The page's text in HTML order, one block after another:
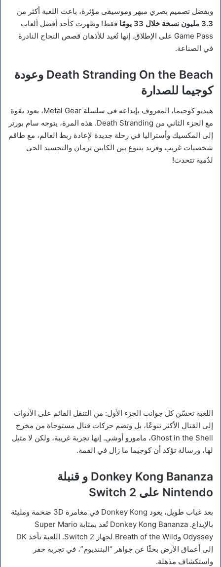
وبفضل تصميم بصري مبهر وموسيقى مؤثرة، باعت اللعبة أكثر من
3.3 مليون نسخة خلال 33 يومًا
فقط! وظهرت كأحد أفضل ألعاب
Game Pass على الإطلاق. إنها تُعيد للأذهان قصص النجاح النادرة
في الصناعة.
Death Stranding On the Beach وعودة
كوجيما للصدارة
هيديو كوجيما، المعروف بإبداعه في سلسلة Metal Gear، يعود بقوة
مع الجزء الثاني من Death Stranding. هذه المرة، يتوجه سام بورتر
إلى المكسيك وأستراليا في رحلة جديدة لإعادة ربط العالم، مع طاقم
شخصيات غريب وفريد يتنوع بين الكابتن ترمان والتجسيد الحي
لدُمية تتحدث!
اللعبة تحسّن كل جوانب الجزء الأول: من التنقل القائم على الأدوات
إلى القتال الأكثر تنوعًا، بل وتضم حركات قتال مستوحاة من مخرج
Ghost in the Shell، مامورو أوشي. إنها تجربة غريبة، ولكن لا مثيل
لها، ورسالة تؤكد أن كوجيما ما زال في القمة.
Donkey Kong Bananza و قنبلة
Nintendo على Switch 2
بعد غياب طويل، يعود Donkey Kong في مغامرة 3D ضخمة ومليئة
بالإبداع. Donkey Kong Bananza تُعد بمثابة Super Mario
Odyssey وBreath of the Wild لجهاز Switch 2. اللعبة تأخذ DK
إلى أعماق الأرض بحثًا عن جواهر “البننديوم”، في تجربة حفر
واستكشاف مذهلة.